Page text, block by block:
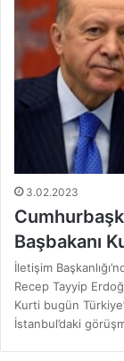
3.02.2023
Başbakanı
İletişim
Recep Tayyip
Kurti bugün
İstanbul’daki